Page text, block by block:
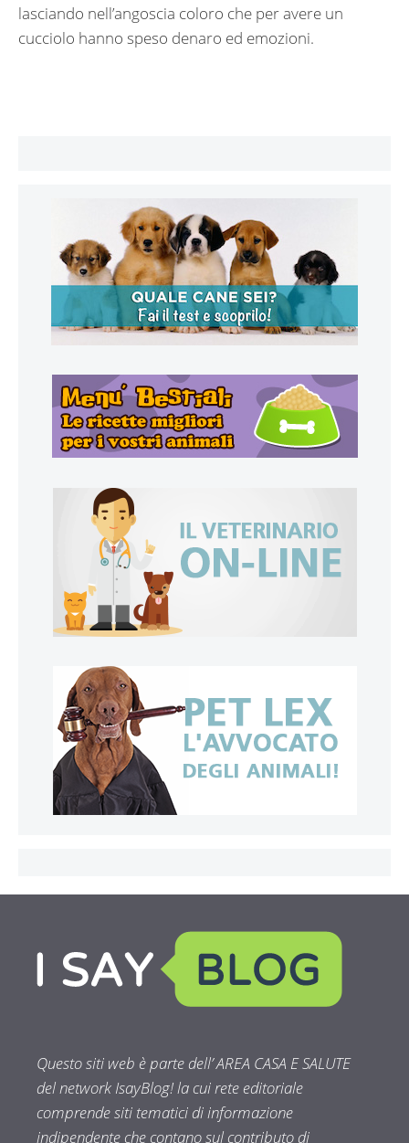
lasciando nell’angoscia coloro che per avere un
cucciolo hanno speso denaro ed emozioni.
Questo siti web è parte dell’ AREA CASA E SALUTE
del network IsayBlog! la cui rete editoriale
comprende siti tematici di informazione
indipendente che contano sul contributo di